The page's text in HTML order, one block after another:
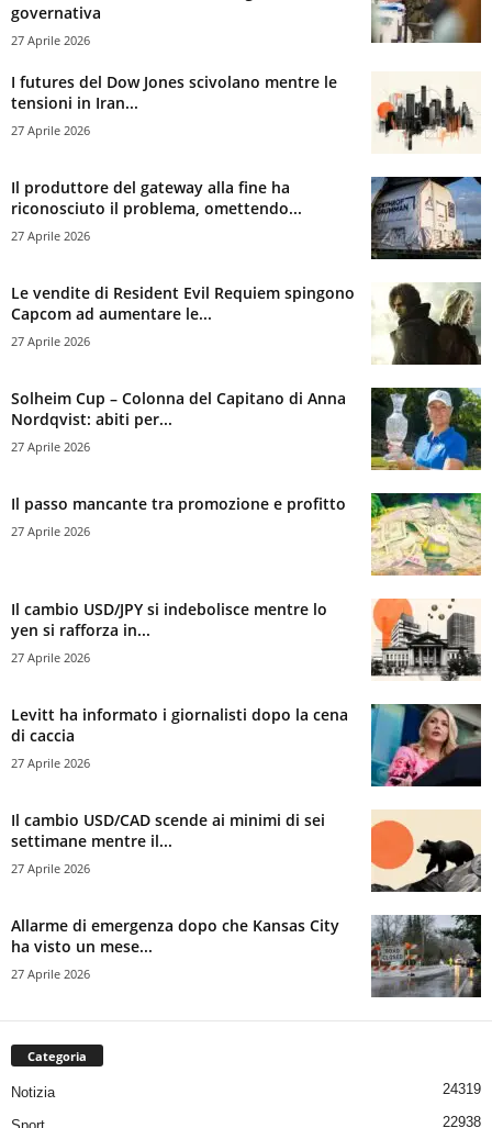
governativa
27 Aprile 2026
I futures del Dow Jones scivolano mentre le
tensioni in Iran...
27 Aprile 2026
Il produttore del gateway alla fine ha
riconosciuto il problema, omettendo...
27 Aprile 2026
Le vendite di Resident Evil Requiem spingono
Capcom ad aumentare le...
27 Aprile 2026
Solheim Cup – Colonna del Capitano di Anna
Nordqvist: abiti per...
27 Aprile 2026
Il passo mancante tra promozione e profitto
27 Aprile 2026
Il cambio USD/JPY si indebolisce mentre lo
yen si rafforza in...
27 Aprile 2026
Levitt ha informato i giornalisti dopo la cena
di caccia
27 Aprile 2026
Il cambio USD/CAD scende ai minimi di sei
settimane mentre il...
27 Aprile 2026
Allarme di emergenza dopo che Kansas City
ha visto un mese...
27 Aprile 2026
Categoria
Notizia 24319
22938